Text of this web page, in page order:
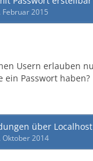
Februar 2015
Usern erlauben
ein Passwort haben?
über Localhost
Oktober 2014